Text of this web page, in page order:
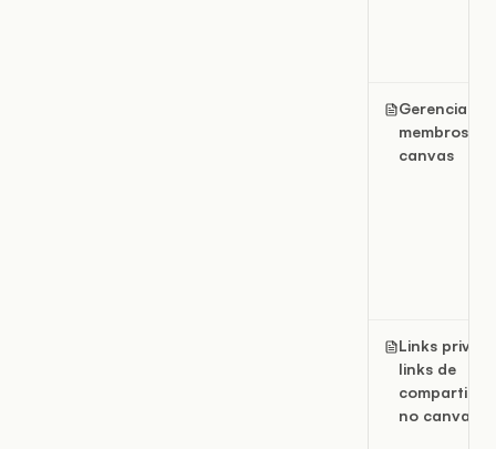
Gerenciar
membros do
canvas
Links
links de
no canvas